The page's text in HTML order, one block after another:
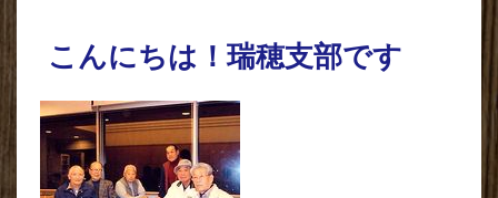
こんにちは！瑞穂支部です